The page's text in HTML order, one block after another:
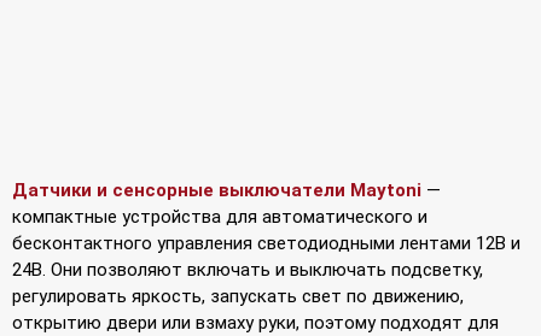
Датчики и сенсорные выключатели Maytoni —
компактные устройства для автоматического и
бесконтактного управления светодиодными лентами 12В и
24В. Они позволяют включать и выключать подсветку,
регулировать яркость, запускать свет по движению,
открытию двери или взмаху руки, поэтому подходят для